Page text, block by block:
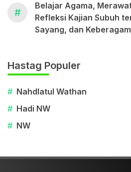
#
Belajar Agama,
Refleksi Kajian Subuh
Sayang, dan
Hastag Populer
# Nahdlatul Wathan
# Hadi NW
# NW